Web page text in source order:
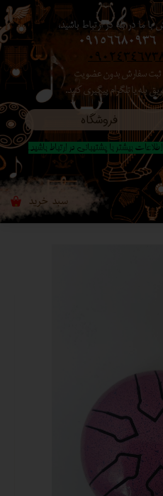
فروشگاه
ما در بله در ارتباط باشید،
09156680936
، ثبت سفارش بدون عضویت
بله یا تلگرام پیگیری کنید.
۰ سبد خرید
بیشتر با پشتیبانی در ارتباط باشید..